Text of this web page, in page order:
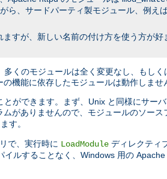
ら、サードパーティ製モジュール、例え
すが、新しい名前の付け方を使う方が
くのモジュールは全く変更なし、もし
機能に依存したモジュールは動作しませ
ができます。まず、Unix と同様にサー
ムがありませんので、モジュールのソー
す。
で、実行時に LoadModule ディレクティ
ルすることなく、Windows 用の